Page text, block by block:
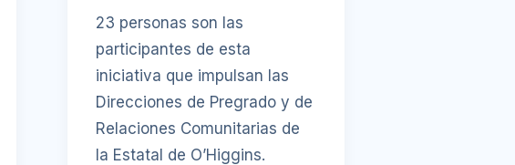
23 personas son las
participantes de esta
iniciativa que impulsan las
Direcciones de Pregrado y de
Relaciones Comunitarias de
la Estatal de O’Higgins.